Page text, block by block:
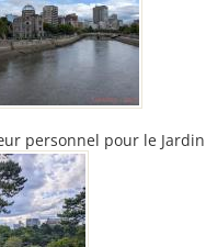
personnel pour le